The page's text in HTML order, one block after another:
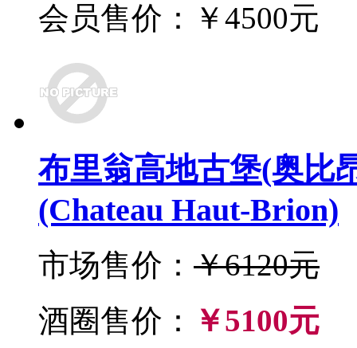
会员售价：￥4500元
布里翁高地古堡(奥比
(Chateau Haut-Brion)
市场售价： ￥6120元
酒圈售价：
￥5100元